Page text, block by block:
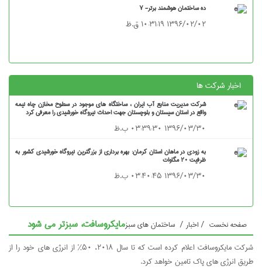
ده ساختمان هوشمند برتر- ۷
ها
شرکت مدیریت منابع آب ایران ، ساختگاه های موجود در سطوح مخازن چاه نیمه
واقع در استان سیستان و بلوچستان جهت احداث نیروگاه خورشیدی را معرفی کرد
به زودی در ماهان استان کرمان: بهره برداری از بزرگترین نیروگاه خورشیدی کشور به
ظرفیت ۲۰ مگاوات
/ اخبار / ساختمان های سبزمایکروسافت، سبزتر می شود
شرکت مایکروسافت اعلام کرده است که تا سال ۲۰۱۸، ۵۰% از انرژی های خود را از
های پاک تامین خواهد کرد.